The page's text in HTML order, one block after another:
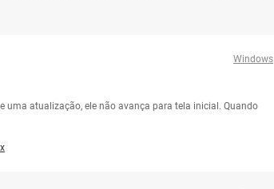
Windows
uma atualização, ele não avança para tela inicial. Quando